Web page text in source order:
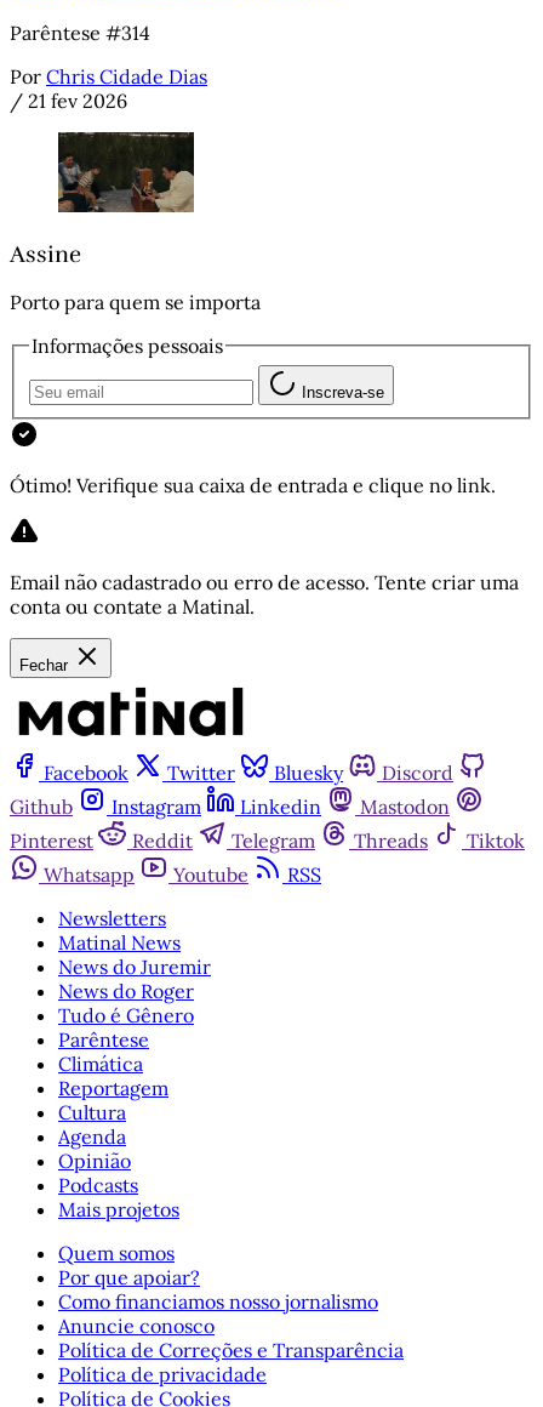
Parêntese #314
Por Chris Cidade Dias
/ 21 fev 2026
Assine
Porto para quem se importa
Informações pessoais
Inscreva-se
Ótimo! Verifique sua caixa de entrada e clique no link.
Email não cadastrado ou erro de acesso. Tente criar uma
conta ou contate a Matinal.
Fechar
Facebook Twitter Bluesky
Discord
Github
Instagram Linkedin
Mastodon
Pinterest
Reddit Telegram Threads
Tiktok
Whatsapp
Youtube
RSS
Newsletters
Matinal News
News do Juremir
News do Roger
Tudo é Gênero
Parêntese
Climática
Reportagem
Cultura
Agenda
Opinião
Podcasts
Mais projetos
Quem somos
Por que apoiar?
Como financiamos nosso jornalismo
Anuncie conosco
Política de Correções e Transparência
Política de privacidade
Política de Cookies